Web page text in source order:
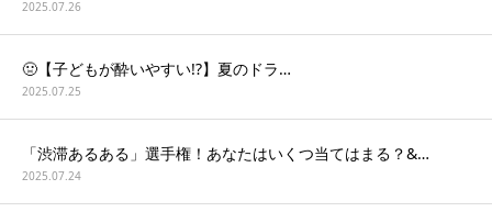
2025.07.26
🤢【子どもが酔いやすい!?】夏のドラ…
2025.07.25
「渋滞あるある」選手権！あなたはいくつ当てはまる？&…
2025.07.24